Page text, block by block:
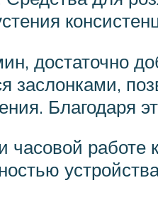
достаточно
заслонками,
Благодаря
часовой